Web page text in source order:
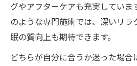
グやアフターケアも充実していま
のような専門施術では、深いリ
眠の質向上も期待できます。
どちらが自分に合うか迷った場